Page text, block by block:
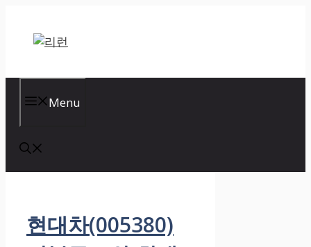
content
Menu
현대차(005380)